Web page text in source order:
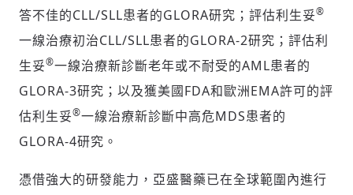
答不佳的CLL/SLL患者的GLORA研究；評估利生妥®
一線治療初治CLL/SLL患者的GLORA-2研究；評估利
生妥®一線治療新診斷老年或不耐受的AML患者的
GLORA-3研究；以及獲美國FDA和歐洲EMA許可的評
估利生妥®一線治療新診斷中高危MDS患者的
GLORA-4研究。
憑借強大的研發能力，亞盛醫藥已在全球範圍內進行